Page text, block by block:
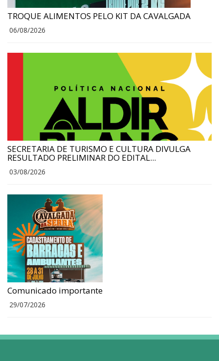
TROQUE ALIMENTOS PELO KIT DA CAVALGADA
06/08/2026
SECRETARIA DE TURISMO E CULTURA DIVULGA
RESULTADO PRELIMINAR DO EDITAL...
03/08/2026
Comunicado importante
29/07/2026